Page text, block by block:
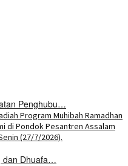
Penghubu…
dan Dhuafa…